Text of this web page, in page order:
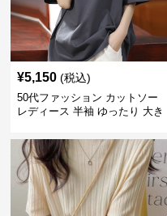
¥5,150 (税込)
50代ファッション カットソー
レディース 半袖 ゆったり 大き